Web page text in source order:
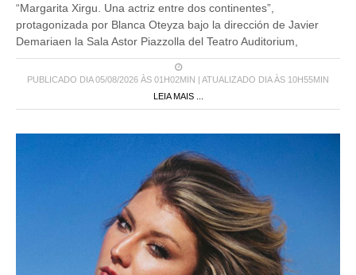
“Margarita Xirgu. Una actriz entre dos continentes”,
protagonizada por Blanca Oteyza bajo la dirección de Javier
Demariaen la Sala Astor Piazzolla del Teatro Auditorium,
PUBLICADO DIA 05/08/2026 ÀS 01H02MIN | ATUALIZADO DIA ÀS 10H55MIN
LEIA MAIS ...